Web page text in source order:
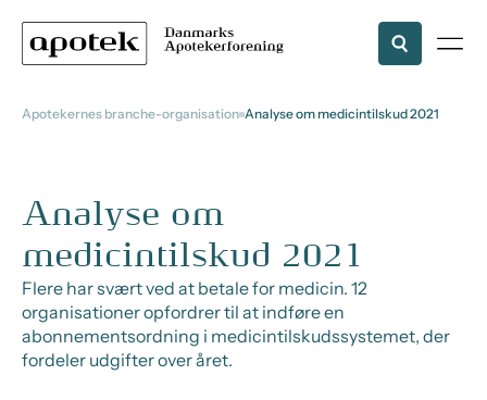
Apotekernes branche-organisation Analyse om medicintilskud 2021
Analyse om
medicintilskud 2021
Flere har svært ved at betale for medicin. 12
organisationer opfordrer til at indføre en
abonnementsordning i medicintilskudssystemet, der
fordeler udgifter over året.